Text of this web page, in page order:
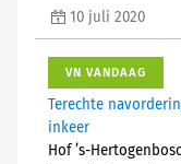
10 juli 2020
VN VANDAAG
Terechte
inkeer
Hof ’s-